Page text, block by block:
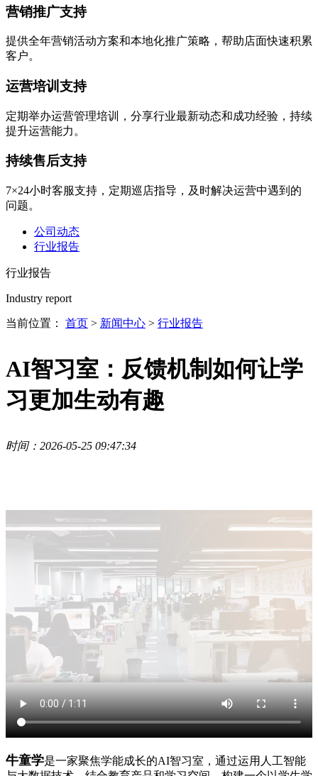
营销推广支持
提供全年营销活动方案和本地化推广策略，帮助店面快速积累
客户。
运营培训支持
定期举办运营管理培训，分享行业最新动态和成功经验，持续
提升运营能力。
持续售后支持
7×24小时客服支持，定期巡店指导，及时解决运营中遇到的
问题。
公司动态
行业报告
行业报告
Industry report
当前位置： 首页 > 新闻中心 > 行业报告
AI智习室：反馈机制如何让学
习更加生动有趣
时间：2026-05-25 09:47:34
牛童学是一家聚焦学能成长的AI智习室，通过运用人工智能